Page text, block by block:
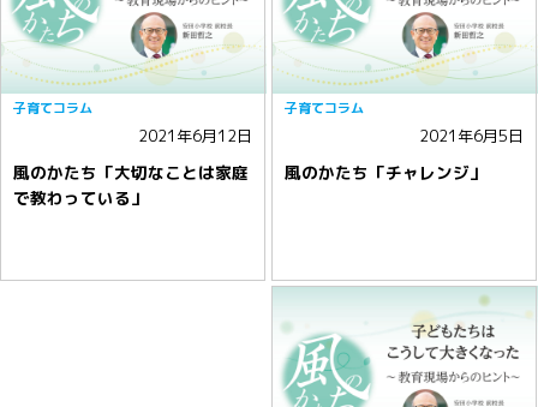
2021年6月12日
風のかたち「大切なことは家庭
で教わっている」
子育てコラム
2021年6月5日
風のかたち「チャレンジ」
子育てコラム